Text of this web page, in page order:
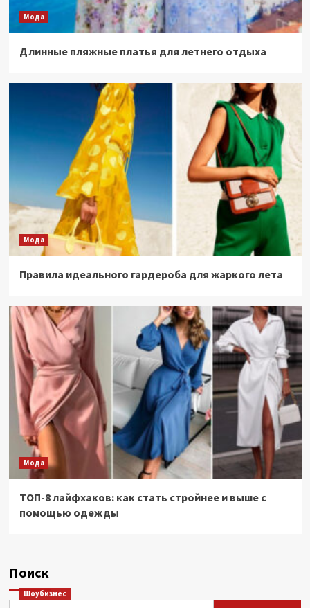
Мода
Длинные пляжные платья для летнего отдыха
Мода
Правила идеального гардероба для жаркого лета
Мода
ТОП-8 лайфхаков: как стать стройнее и выше с
помощью одежды
Поиск
Шоубизнес